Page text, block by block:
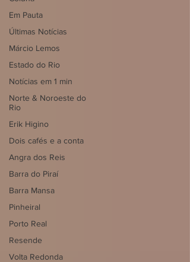
Em Pauta
Últimas Notícias
Márcio Lemos
Estado do Rio
Notícias em 1 min
Norte & Noroeste do
Rio
Erik Higino
Dois cafés e a conta
Angra dos Reis
Barra do Piraí
Barra Mansa
Pinheiral
Porto Real
Resende
Volta Redonda